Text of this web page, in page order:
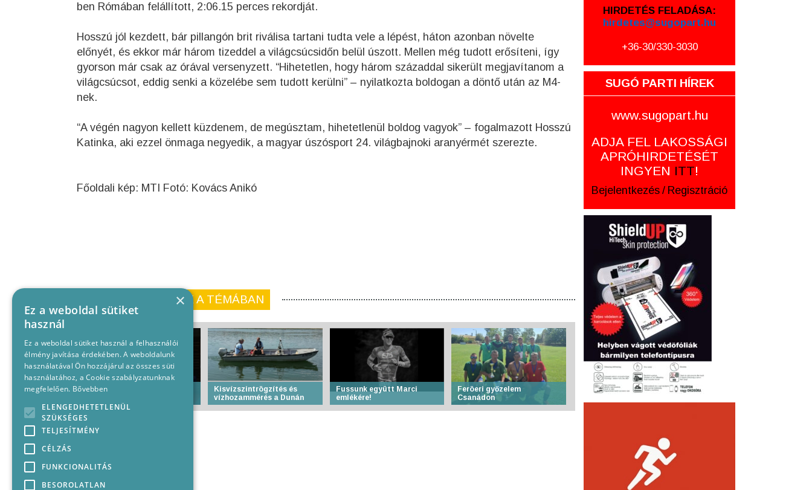
ben Rómában felállított, 2:06.15 perces rekordját.
Hosszú jól kezdett, bár pillangón brit riválisa tartani tudta vele a lépést, háton azonban növelte
előnyét, és ekkor már három tizeddel a világcsúcsidőn belül úszott. Mellen még tudott erősíteni, így
gyorson már csak az órával versenyzett. “Hihetetlen, hogy három századdal sikerült megjavítanom a
világcsúcsot, eddig senki a közelébe sem tudott kerülni” – nyilatkozta boldogan a döntő után az M4-
nek.
“A végén nagyon kellett küzdenem, de megúsztam, hihetetlenül boldog vagyok” – fogalmazott Hosszú
Katinka, aki ezzel önmaga negyedik, a magyar úszósport 24. világbajnoki aranyérmét szerezte.
Főoldali kép: MTI Fotó: Kovács Anikó
KORÁBBI CIKKEINK A TÉMÁBAN
Több mint 700 judós
Kisvízszintrögzítés és
vízhozammérés a Dunán
Fussunk együtt Marci
emlékére!
Feröeri győzelem
Csanádon
HIRDETÉS FELADÁSA:
hirdetes@sugopart.hu
+36-30/330-3030
SUGÓ PARTI HÍREK
www.sugopart.hu
ADJA FEL LAKOSSÁGI
APRÓHIRDETÉSÉT
INGYEN ITT!
Bejelentkezés / Regisztráció
×
Ez a weboldal sütiket
használ
Ez a weboldal sütiket használ a felhasználói
élmény javítása érdekében. A weboldalunk
használatával Ön hozzájárul az összes süti
használatához, a Cookie szabályzatunknak
megfelelően. Bővebben
ELENGEDHETETLENÜL
SZÜKSÉGES
TELJESÍTMÉNY
CÉLZÁS
FUNKCIONALITÁS
BESOROLATLAN